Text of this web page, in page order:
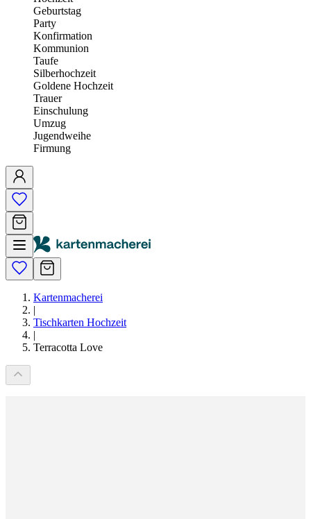
Geburtstag
Party
Konfirmation
Kommunion
Taufe
Silberhochzeit
Goldene Hochzeit
Trauer
Einschulung
Umzug
Jugendweihe
Firmung
Kartenmacherei
|
Tischkarten Hochzeit
|
Terracotta Love